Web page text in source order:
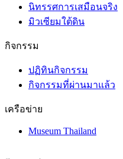
นิทรรศการเสมือนจริง
มิวเซียมใต้ดิน
กิจกรรม
ปฏิทินกิจกรรม
กิจกรรมที่ผ่านมาแล้ว
เครือข่าย
Museum Thailand